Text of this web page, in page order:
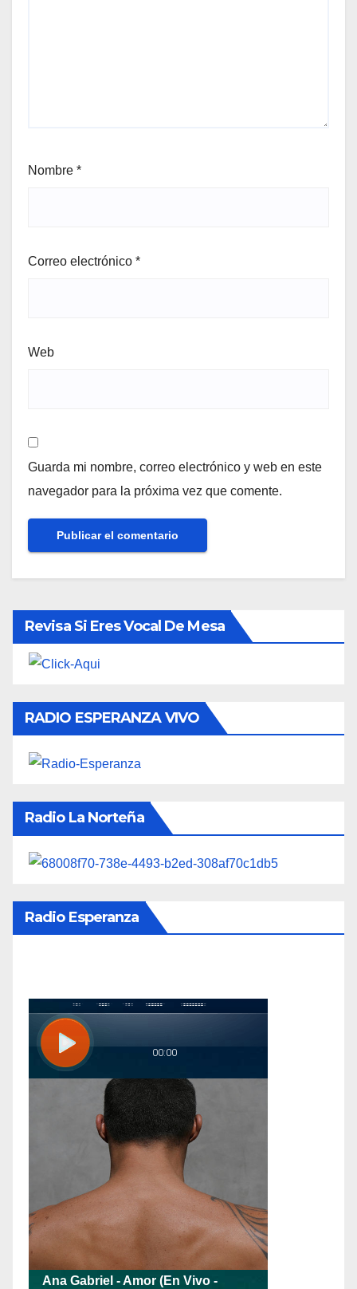
Nombre *
Correo electrónico *
Web
Guarda mi nombre, correo electrónico y web en este
navegador para la próxima vez que comente.
Revisa Si Eres Vocal De Mesa
RADIO ESPERANZA VIVO
Radio La Norteña
Radio Esperanza